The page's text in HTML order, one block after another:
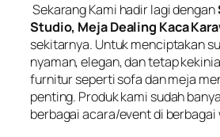
Sekarang Kami hadir lagi dengan
Studio, Meja Dealing Kaca
sekitarnya. Untuk menciptakan
nyaman, elegan, dan tetap
furnitur seperti sofa dan meja
penting. Produk kami sudah
berbagai acara/event di berbagai